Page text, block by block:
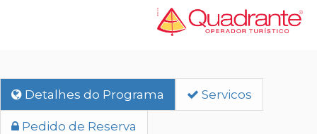
Detalhes do Programa Servicos
Pedido de Reserva